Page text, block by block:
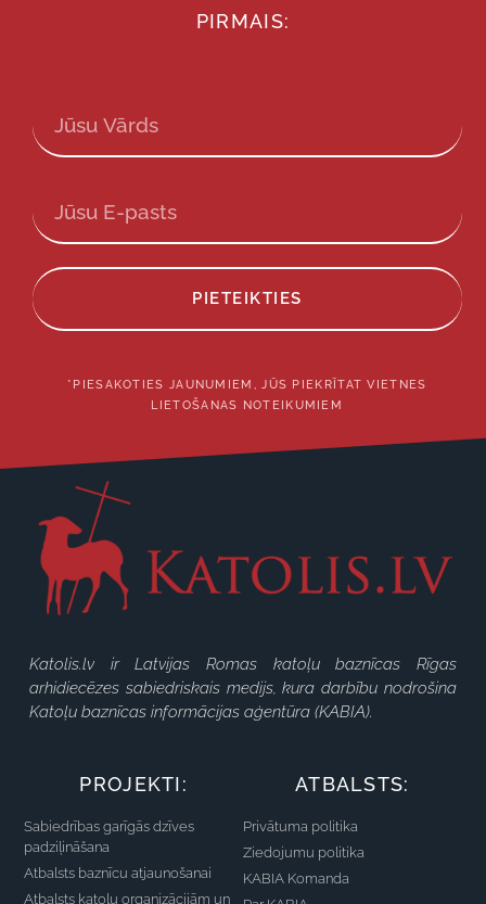
PIRMAIS:
PIETEIKTIES
*PIESAKOTIES JAUNUMIEM, JŪS PIEKRĪTAT VIETNES
LIETOŠANAS NOTEIKUMIEM
Katolis.lv ir Latvijas Romas katoļu baznīcas Rīgas
arhidiecēzes sabiedriskais medijs, kura darbību nodrošina
Katoļu baznīcas informācijas aģentūra (KABIA).
PROJEKTI:
Sabiedrības garīgās dzīves
padziļināšana
Atbalsts baznīcu atjaunošanai
Atbalsts katoļu organizācijām un
ATBALSTS:
Privātuma politika
Ziedojumu politika
KABIA Komanda